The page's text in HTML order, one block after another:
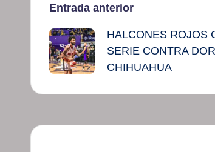
Navegación
de
entradas
Entrada anterior
HALCONES ROJOS
SERIE CONTRA
CHIHUAHUA